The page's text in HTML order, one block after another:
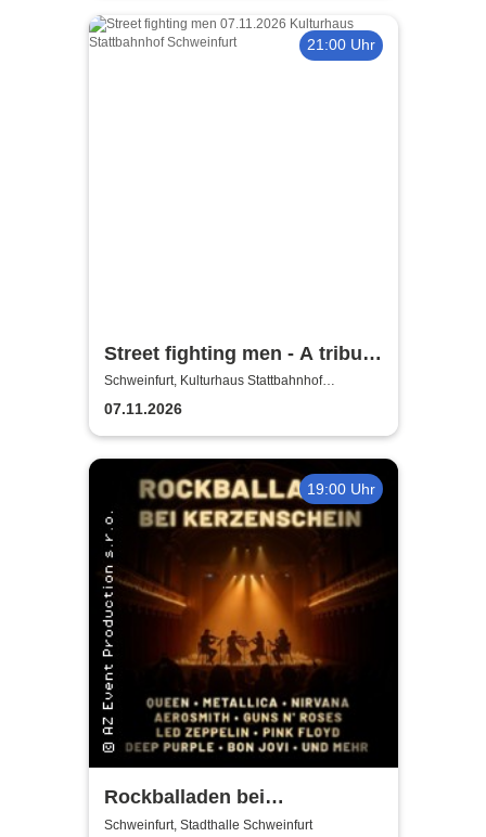
21:00 Uhr
Street fighting men - A tribute
to the Rolling Stones
Schweinfurt, Kulturhaus Stattbahnhof
Schweinfurt
07.11.2026
19:00 Uhr
Rockballaden bei
Kerzenschein
Schweinfurt, Stadthalle Schweinfurt